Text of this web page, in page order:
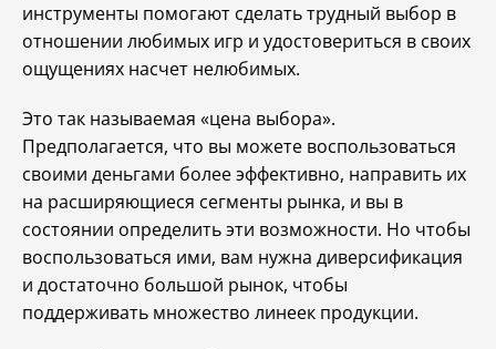
инструменты помогают сделать трудный выбор в
отношении любимых игр и удостовериться в своих
ощущениях насчет нелюбимых.
Это так называемая «цена выбора».
Предполагается, что вы можете воспользоваться
своими деньгами более эффективно, направить их
на расширяющиеся сегменты рынка, и вы в
состоянии определить эти возможности. Но чтобы
воспользоваться ими, вам нужна диверсификация
и достаточно большой рынок, чтобы
поддерживать множество линеек продукции.